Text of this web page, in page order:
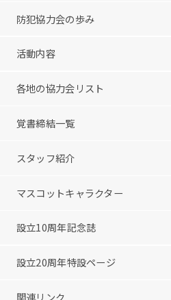
防犯協力会の歩み
活動内容
各地の協力会リスト
覚書締結一覧
スタッフ紹介
マスコットキャラクター
設立10周年記念誌
設立20周年特設ページ